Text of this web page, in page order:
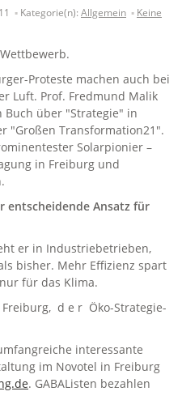
Kategorie(n): Allgemein
Keine
Proteste machen auch bei
Luft. Prof. Fredmund Malik
Buch über "Strategie" in
"Großen Transformation21".
Solarpionier –
in Freiburg und
Ansatz für
er in Industriebetrieben,
bisher. Mehr Effizienz spart
für das Klima.
d e r Öko-Strategie-
interessante
im Novotel in Freiburg
. GABAListen bezahlen